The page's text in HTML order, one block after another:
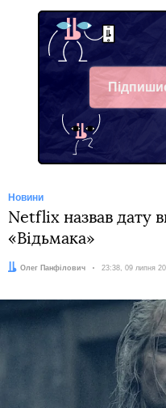
Facebook
Новини
Netflix назвав дату
«Відьмака»
Автор:
Олег Панфілович Дата:
23:38, 09 липня